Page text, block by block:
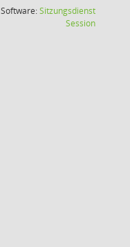
Software:Sitzungsdienst
Session(Wird in